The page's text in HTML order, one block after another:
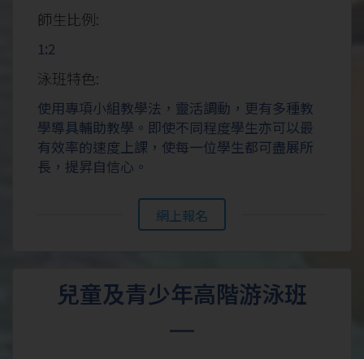
師生比例:
1:2
泳班特色:
使用專項小組教學法，靈活調動，更有多種教
學導具輔助教學。即使不同程度學生亦可以最
有效率的速度上課，使每一位學生都可盡展所
長，提昇自信心。
網上報名
兒童及青少年高階游泳班